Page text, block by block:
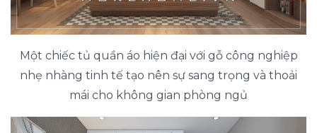
Một chiếc tủ quần áo hiện đại với gỗ công nghiệp
nhẹ nhàng tinh tế tạo nên sự sang trọng và thoải
mái cho không gian phòng ngủ